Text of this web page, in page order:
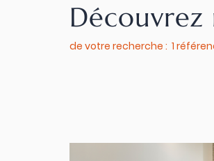
de votre recherche : 1